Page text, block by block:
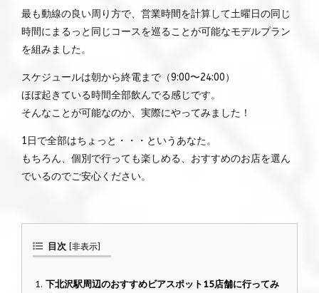
最も動線の良い周り方で、営業時間を計算して土曜日の同じ
時間にまるっと同じコースを巡ることが可能なモデルプラン
を組みました。
スケジュールは朝から終電まで（9:00〜24:00）
ほぼ起きている時間全部飲んでる感じです。
そんなことが可能なのか、実際にやってみました！
1日で全部はちょっと・・・というあなた。
もちろん、個別で行っても楽しめる、おすすめのお店を選ん
でいるのでご安心ください。
目次 非表示
下北沢駅周辺のおすすめビアスポット15店舗に行ってみ